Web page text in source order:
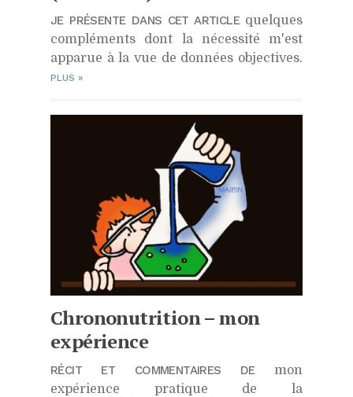
JE PRÉSENTE DANS CET ARTICLEquelques
compléments dont la nécessité m'est
apparue à la vue de données objectives.
PLUS »
Chrononutrition – mon
expérience
RÉCIT ET COMMENTAIRES DEmon
expérience pratique de la